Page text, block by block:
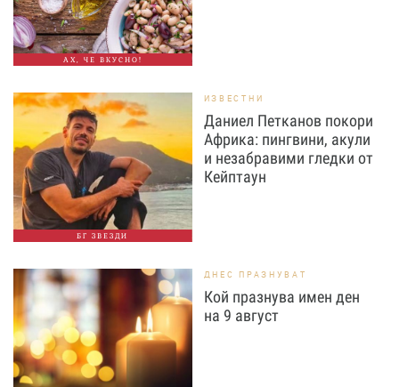
АХ, ЧЕ ВКУСНО!
БГ ЗВЕЗДИ
ИЗВЕСТНИ
Даниел Петканов покори
Африка: пингвини, акули
и незабравими гледки от
Кейптаун
ДНЕС ПРАЗНУВАТ
Кой празнува имен ден
на 9 август